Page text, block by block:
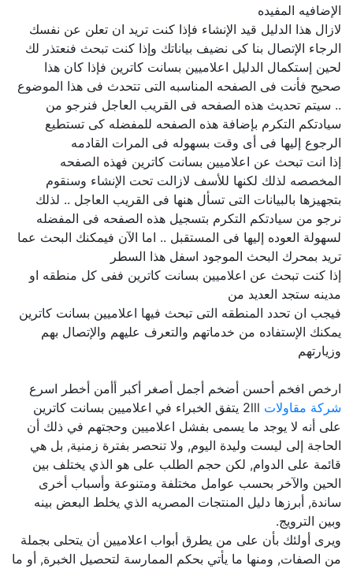
الإضافيه المفيده
لازال هذا الدليل قيد الإنشاء فإذا كنت تريد ان تعلن عن نفسك
الرجاء الإتصال بنا كى نضيف بياناتك وإذا كنت تبحث فنعتذر لك
لحين إستكمال الدليل اعلاميين بسانت كاترين فإذا كان هذا
صحيح فأنت فى الصفحه المناسبه التى تتحدث فى هذا الموضوع
.. سيتم تحديث هذه الصفحه فى القريب العاجل فنرجو من
سيادتكم التكرم بإضافة هذه الصفحه للمفضله كى تستطيع
الرجوع إليها فى أى وقت بسهوله فى المرات القادمه
إذا انت تبحث عن اعلاميين بسانت كاترين فهذه الصفحه
المخصصه لذلك لكنها للأسف لازالت تحت الإنشاء وسنقوم
بتجهيزها بالبيانات التى تسأل هنها فى القريب العاجل .. لذلك
نرجو من سيادتكم التكرم بتسجيل هذه الصفحه فى المفضله
لسهولة العوده إليها فى المستقبل .. اما الآن فيمكنك البحث عما
تريد بمحرك البحث الموجود اسفل هذا السطر
إذا كنت تبحث عن اعلاميين بسانت كاترين ففى كل منطقه او
مدينه ستجد العديد من
فيجب ان تحدد المنطقه التى تبحث فيها اعلاميين بسانت كاترين
يمكنك الإستفاده من خدماتهم والتعرف عليهم والإتصال بهم
وزيارتهم
ارخص افخم أحسن أضخم أجمل أصغر أكبر أأمن أخطر اسرع
شركة مقاولات
2lll يتفق الخبراء في اعلاميين بسانت كاترين
على أنه لا يوجد ما يسمى بفشل اعلاميين وحجتهم في ذلك أن
الحاجة إلى ليست وليدة اليوم, ولا تنحصر بفترة زمنية, بل هي
قائمة على الدوام, لكن حجم الطلب على هو الذي يختلف بين
الحين والآخر بحسب عوامل مختلفة ومتنوعة وأسباب أخرى
ساندة, أبرزها دليل المنتجات المصريه الذي يخلط البعض بينه
وبين الترويج.
ويرى أولئك بأن على من يطرق أبواب اعلاميين أن يتحلى بجملة
من الصفات, ومنها ما يأتي بحكم الممارسة لتحصيل الخبرة, أو ما